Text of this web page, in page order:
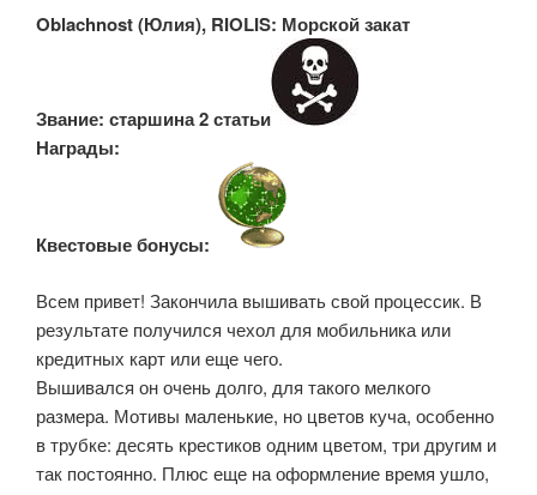
Oblachnost (Юлия), RIOLIS: Морской закат
Звание: старшина 2 статьи
Награды:
Квестовые бонусы:
Всем привет! Закончила вышивать свой процессик. В
результате получился чехол для мобильника или
кредитных карт или еще чего.
Вышивался он очень долго, для такого мелкого
размера. Мотивы маленькие, но цветов куча, особенно
в трубке: десять крестиков одним цветом, три другим и
так постоянно. Плюс еще на оформление время ушло,